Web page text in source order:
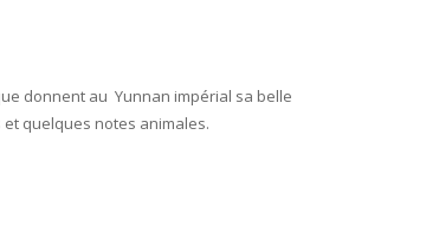
donnent au Yunnan impérial sa belle
quelques notes animales.